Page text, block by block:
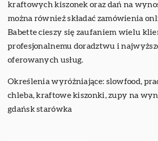
kraftowych kiszonek oraz dań na
można również składać zamówienia
Babette cieszy się zaufaniem wielu
profesjonalnemu doradztwu i
oferowanych usług.
Określenia wyróżniające: slowfood,
chleba, kraftowe kiszonki, zupy na
gdańsk starówka